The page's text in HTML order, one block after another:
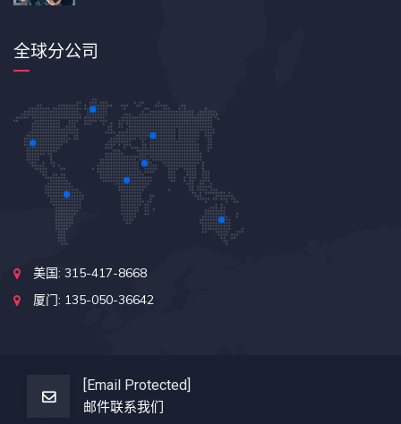
全球分公司
美国: 315-417-8668
厦门: 135-050-36642
[email Protected]
邮件联系我们